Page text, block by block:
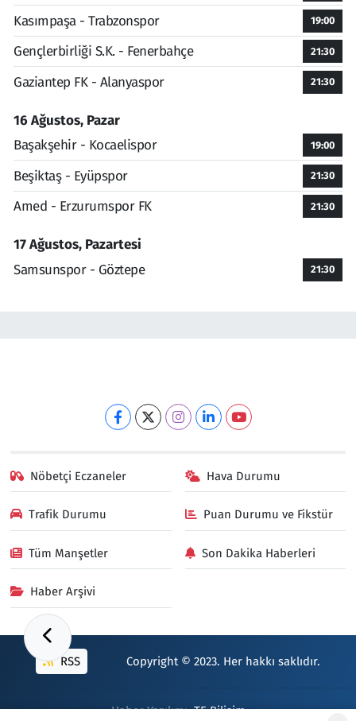
Kasımpaşa - Trabzonspor 19:00
Gençlerbirliği S.K. - Fenerbahçe 21:30
Gaziantep FK - Alanyaspor 21:30
16 Ağustos, Pazar
Başakşehir - Kocaelispor
19:00
Beşiktaş - Eyüpspor 21:30
Amed - Erzurumspor FK 21:30
17 Ağustos, Pazartesi
Samsunspor - Göztepe
21:30
Nöbetçi Eczaneler Hava Durumu
Trafik Durumu Puan Durumu ve Fikstür
Tüm Manşetler Son Dakika Haberleri
Haber Arşivi
RSS Copyright © 2023. Her hakkı saklıdır.
Haber Yazılımı:TE Bilişim